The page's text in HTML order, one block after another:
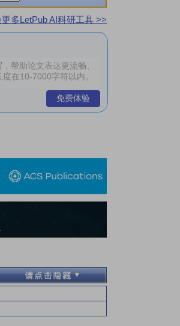
多LetPub AI科研工具 >>
免费体验